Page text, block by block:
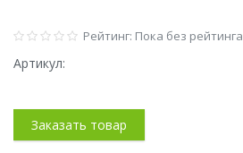
Рейтинг: Пока без рейтинга
Артикул:
Заказать товар